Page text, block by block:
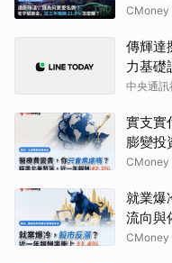
CMoney
傳輝
力基礎
中央通訊
實支實
膨變投
CMoney
就業爆
流向與
CMoney